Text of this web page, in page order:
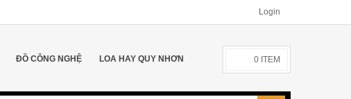
Login
ĐỒ CÔNG NGHỆ LOA HAY QUY NHƠN 0 ITEM